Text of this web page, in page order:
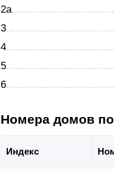
2а
3
4
5
6
Номера домов
Индекс